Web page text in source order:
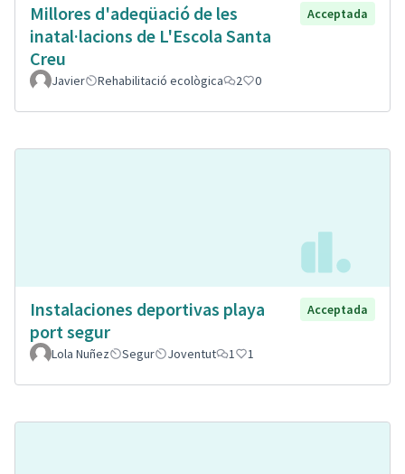
Millores d'adeqüació de les
inatal·lacions de L'Escola Santa
Creu
Acceptada
Javier Rehabilitació ecològica 2 0
Instalaciones deportivas playa
port segur
Acceptada
Lola Nuñez Segur Joventut 1 1